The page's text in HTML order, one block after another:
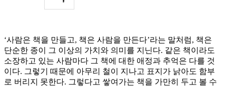
‘사람은 책을 만들고, 책은 사람을 만든다’라는 말처럼, 책은
단순한 종이 그 이상의 가치와 의미를 지닌다. 같은 책이라도
소장하고 있는 사람마다 그 책에 대한 애정과 추억은 다를 것
이다. 그렇기 때문에 아무리 철이 지나고 표지가 낡아도 함부
로 버리지 못한다. 그렇다고 쌓여가는 책을 가만히 두고 볼 수